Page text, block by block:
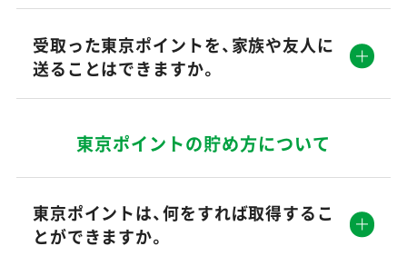
受取った東京ポイントを、家族や友人に
送ることはできますか。
東京ポイントの貯め方について
東京ポイントは、何をすれば取得するこ
とができますか。